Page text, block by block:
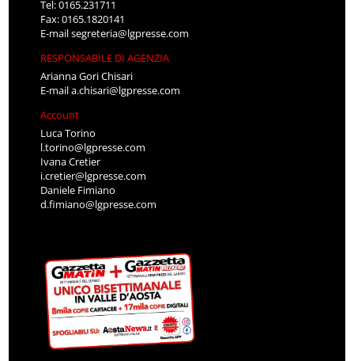
Tel: 0165.231711
Fax: 0165.1820141
E-mailsegreteria@lgpresse.com
RESPONSABILE DI AGENZIA
Arianna Gori Chisari
E-maila.chisari@lgpresse.com
Account
Luca Torino
l.torino@lgpresse.com
Ivana Cretier
i.cretier@lgpresse.com
Daniele Fimiano
d.fimiano@lgpresse.com